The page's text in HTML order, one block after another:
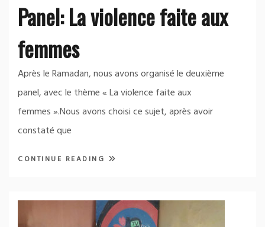
Panel: La violence faite aux
femmes
Après le Ramadan, nous avons organisé le deuxième
panel, avec le thème « La violence faite aux
femmes ».Nous avons choisi ce sujet, après avoir
constaté que
CONTINUE READING